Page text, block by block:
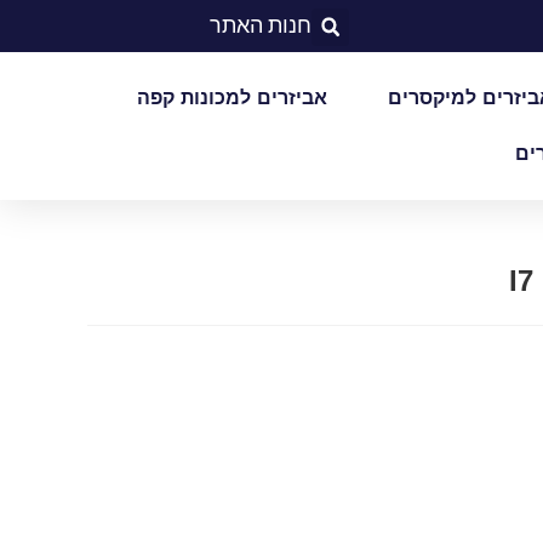
חנות האתר
למיקסרים אביזרים למכונות קפה